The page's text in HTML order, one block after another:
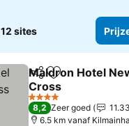
12 sites
DelenToevoegen
Maldron Hotel
Cross
Prijzen bekijken
4 Sterren
8,2 Zeer goed
6.5 km vanaf